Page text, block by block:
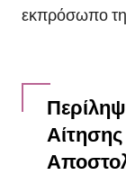
εκπρόσωπο